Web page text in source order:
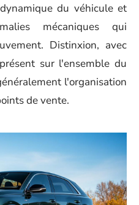
du véhicule et
mécaniques qui
Distinxion, avec
sur l'ensemble du
l'organisation
de vente.